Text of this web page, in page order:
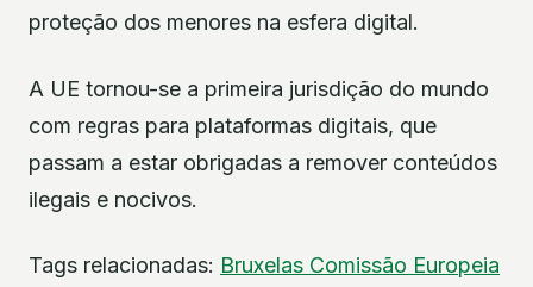
proteção dos menores na esfera digital.
A UE tornou-se a primeira jurisdição do mundo
com regras para plataformas digitais, que
passam a estar obrigadas a remover conteúdos
ilegais e nocivos.
Tags relacionadas: Bruxelas Comissão Europeia